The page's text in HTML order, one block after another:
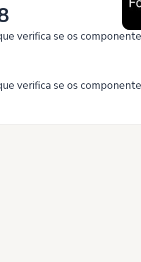
verifica se os
verifica se os